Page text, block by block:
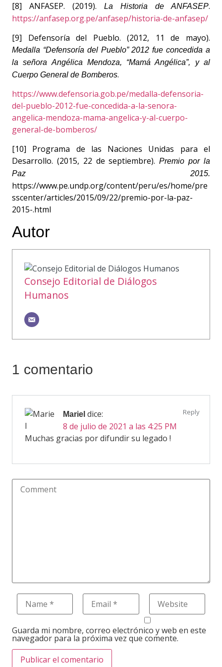
[8] ANFASEP. (2019). La Historia de ANFASEP.
https://anfasep.org.pe/anfasep/historia-de-anfasep/
[9] Defensoría del Pueblo. (2012, 11 de mayo).
Medalla “Defensoría del Pueblo” 2012 fue concedida a
la señora Angélica Mendoza, “Mamá Angélica”, y al
Cuerpo General de Bomberos.
https://www.defensoria.gob.pe/medalla-defensoria-
del-pueblo-2012-fue-concedida-a-la-senora-
angelica-mendoza-mama-angelica-y-al-cuerpo-
general-de-bomberos/
[10] Programa de las Naciones Unidas para el
Desarrollo. (2015, 22 de septiembre).Premio por la
Paz 2015.
https://www.pe.undp.org/content/peru/es/home/pre
sscenter/articles/2015/09/22/premio-por-la-paz-
2015-.html
Autor
Consejo Editorial de Diálogos
Humanos
1 comentario
Mariel dice:
8 de julio de 2021 a las 4:25 PM
Muchas gracias por difundir su legado !
Reply
Guarda mi nombre, correo electrónico y web en este
navegador para la próxima vez que comente.